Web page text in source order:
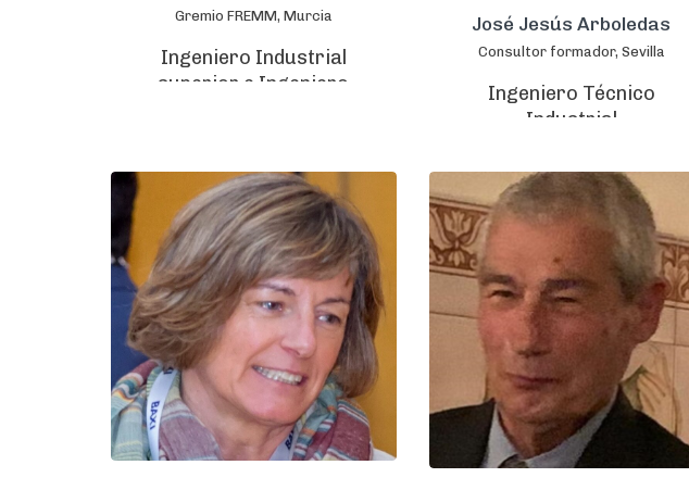
Gremio FREMM, Murcia
Ingeniero Industrial
superior e Ingeniero
José Jesús Arboledas
Consultor formador, Sevilla
Ingeniero Técnico
Industrial